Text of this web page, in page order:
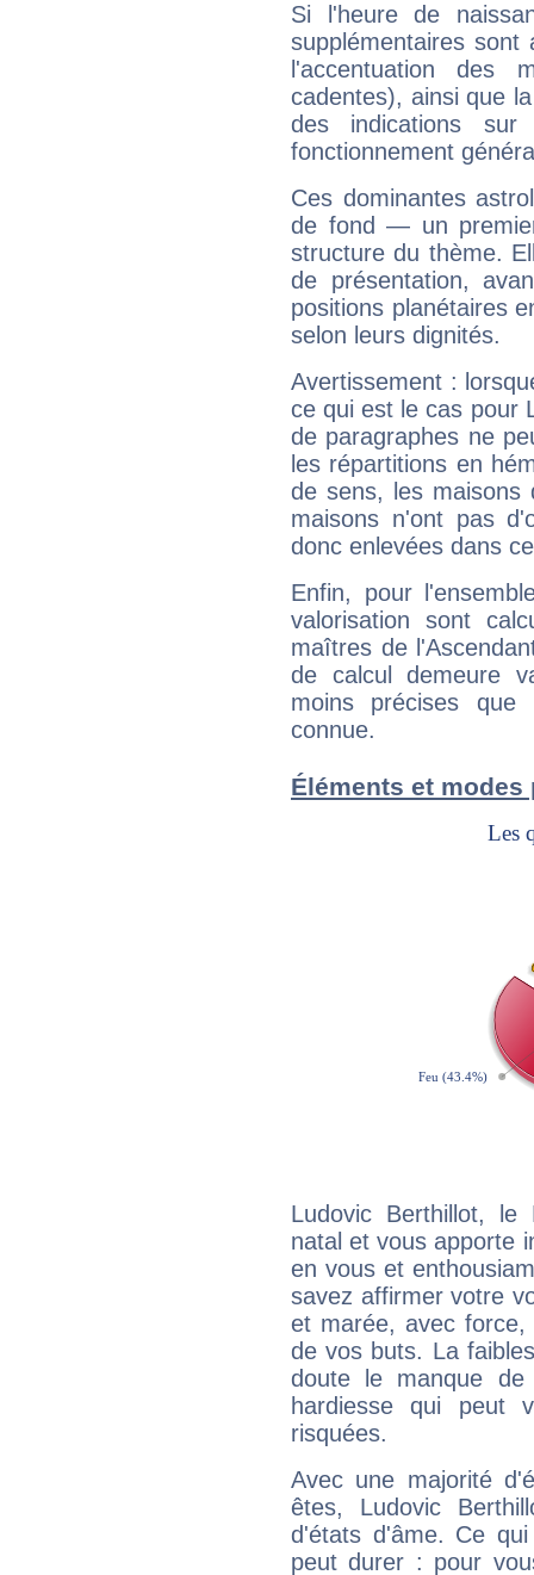
Si l'heure de
supplémentaires sont
l'accentuation des
cadentes), ainsi que
des indications sur
fonctionnement
Ces dominantes
de fond — un
structure du thème.
de présentation,
positions planétaires
selon leurs dignités.
Avertissement :
ce qui est le cas pour
de paragraphes ne
les répartitions en
de sens, les maisons
maisons n'ont pas
donc enlevées dans
Enfin, pour
valorisation sont
maîtres de
de calcul demeure
moins précises que
connue.
Éléments et
Ludovic Berthillot, le
natal et vous apporte
en vous et
savez affirmer votre
et marée, avec
de vos buts. La
doute le manque
hardiesse qui peut
risquées.
Avec une majorité
êtes, Ludovic
d'états d'âme. Ce
peut durer : pour